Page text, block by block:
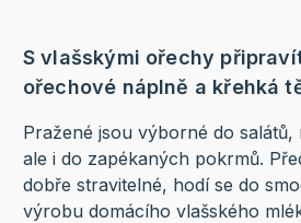
S vlašskými ořechy
ořechové náplně a křehká
Pražené jsou výborné do salátů,
ale i do zapékaných pokrmů.
dobře stravitelné, hodí se do
výrobu domácího vlašského